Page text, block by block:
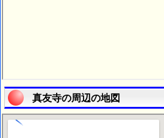
真友寺の周辺の地図